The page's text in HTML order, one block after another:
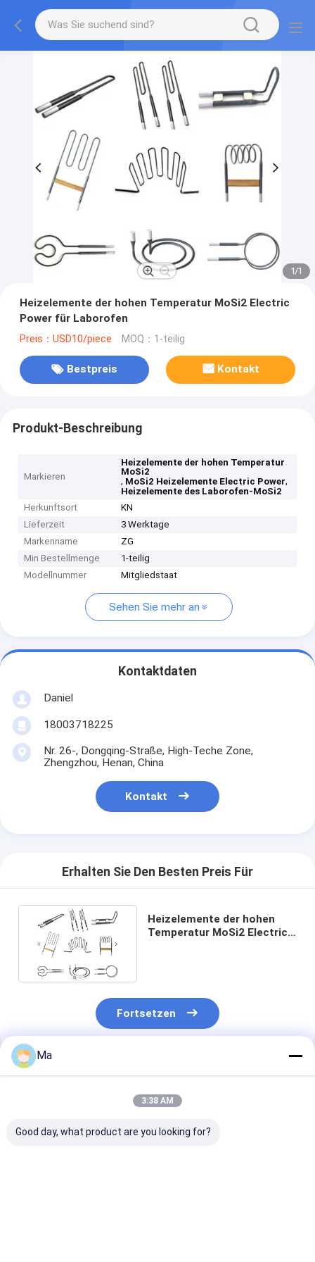
1/1
Heizelemente der hohen Temperatur MoSi2 Electric
Power für Laborofen
Preis：USD10/piece MOQ：1-teilig
Bestpreis Kontakt
Produkt-Beschreibung
Markieren
Heizelemente der hohen Temperatur
MoSi2
, MoSi2 Heizelemente Electric Power,
Heizelemente des Laborofen-MoSi2
Herkunftsort
KN
Lieferzeit
3 Werktage
Markenname
ZG
Min Bestellmenge
1-teilig
Modellnummer
Mitgliedstaat
Sehen Sie mehr an
Kontaktdaten
Daniel
18003718225
Nr. 26-, Dongqing-Straße, High-Teche Zone,
Zhengzhou, Henan, China
Kontakt
Erhalten Sie Den Besten Preis Für
Heizelemente der hohen
Temperatur MoSi2 Electric
Fortsetzen
Empfohlene Produkte
Ma
3:38 AM
Good day, what product are you looking for?